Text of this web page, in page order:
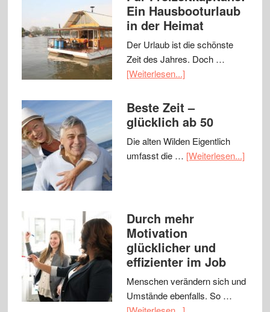
Ein Hausbooturlaub
in der Heimat
Der Urlaub ist die schönste
Zeit des Jahres. Doch …
[Weiterlesen...]
Beste Zeit –
glücklich ab 50
Die alten Wilden Eigentlich
umfasst die … [Weiterlesen...]
Durch mehr
Motivation
glücklicher und
effizienter im Job
Menschen verändern sich und
Umstände ebenfalls. So …